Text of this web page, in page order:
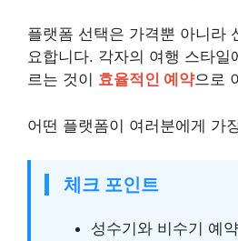
플랫폼 선택은 가격뿐 아니라
요합니다. 각자의 여행 스타일
르는 것이 효율적인 예약으로
어떤 플랫폼이 여러분에게 가
체크 포인트
성수기와 비수기 예